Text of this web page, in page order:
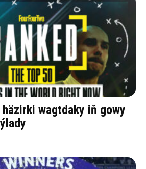
häzirki wagtdaky iň gowy